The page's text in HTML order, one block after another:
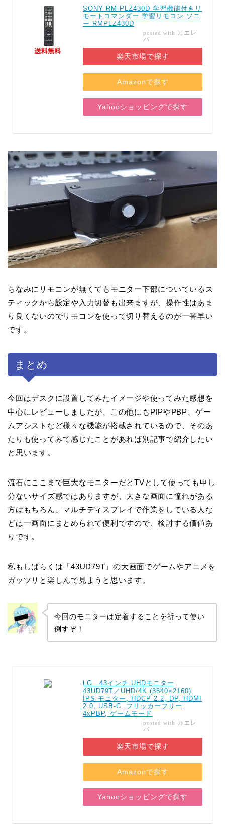
SONY RM-PLZ430D 学習機能付きリ
モートコマンダー 学習リモコン ソニ
ー RMPLZ430D
posted with カエレ
バ
楽天市場で探す
Amazonで探す
Yahooショッピングで探す
ちなみにリモコンが無くてもモニター下部についているス
ティックから設定や入力切替も出来ますが、操作性はあま
り良くないのでリモコンを使って切り替えるのが一番早い
です。
まとめ
今回はデスクに設置してみたイメージや使ってみた感想を
中心にレビューしましたが、この他にもPIPやPBP、ゲー
ムアシストなど様々な機能が搭載されているので、そのあ
たりも使ってみて感じたことがあれば別記事で紹介したい
と思います。
流石にここまで巨大なモニターだとTVとして使っても申し
分ないサイズ感ではありますが、大きな画面に憧れがある
方はもちろん、マルチディスプレイで作業をしている人な
どは一画面にまとめられて便利ですので、検討する価値あ
りです。
私もしばらくは「43UD79T」の大画面でゲームやアニメを
ガッツリと楽しんで見ようと思います。
今回のモニターは定着することを祈って使い
倒すぞ！
LG 43インチ UHDモニター
43UD79T／UHD/4K (3840×2160)
IPS モニター, HDCP 2.2, DP, HDMI
2.0, USB-C, フリッカーフリー,
4xPBP, ゲームモード
posted with カエレ
バ
楽天市場で探す
Amazonで探す
Yahooショッピングで探す